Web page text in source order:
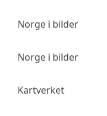
Norge i bilder
Norge i bilder
Kartverket